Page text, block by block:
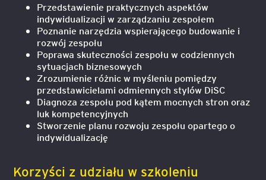
Przedstawienie praktycznych aspektów
indywidualizacji w zarządzaniu zespołem
Poznanie narzędzia wspierającego budowanie i
rozwój zespołu
Poprawa skuteczności zespołu w codziennych
sytuacjach biznesowych
Zrozumienie różnic w myśleniu pomiędzy
przedstawicielami odmiennych stylów DiSC
Diagnoza zespołu pod kątem mocnych stron oraz
luk kompetencyjnych
Stworzenie planu rozwoju zespołu opartego o
indywidualizację
Korzyści z udziału w szkoleniu